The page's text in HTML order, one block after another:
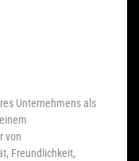
Unternehmens als
von
Freundlichkeit,